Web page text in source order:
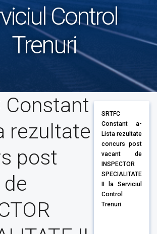
Control
Trenuri
Constant
rezultate
post
SRTFC
Constant a-
Lista rezultate
concurs post
vacant de
INSPECTOR
SPECIALITATE
II la Serviciul
Control
Trenuri